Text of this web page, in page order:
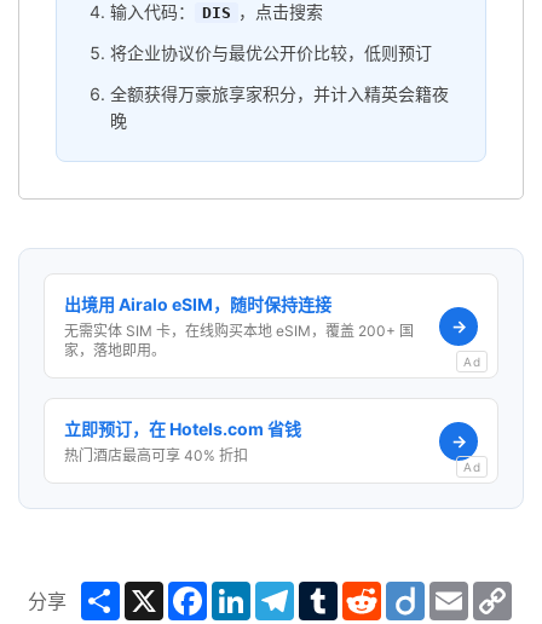
输入代码：
DIS ，点击搜索
将企业协议价与最优公开价比较，低则预订
全额获得万豪旅享家积分，并计入精英会籍夜
晚
出境用 Airalo eSIM，随时保持连接
无需实体 SIM 卡，在线购买本地 eSIM，覆盖 200+ 国
家，落地即用。
→
Ad
立即预订，在 Hotels.com 省钱
热门酒店最高可享 40% 折扣
→
Ad
分享 ShareX Facebook
LinkedInTelegram
TumblrRedditDiigo Email